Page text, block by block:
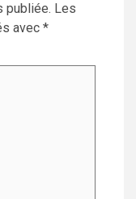
publiée. Les
avec *